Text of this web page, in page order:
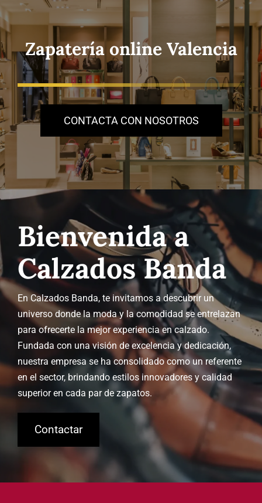
Saltar
al
contenidoZapatería online Valencia
CONTACTA CON NOSOTROS
Bienvenida a
Calzados Banda
En Calzados Banda, te invitamos a descubrir un
universo donde la moda y la comodidad se entrelazan
para ofrecerte la mejor experiencia en calzado.
Fundada con una visión de excelencia y dedicación,
nuestra empresa se ha consolidado como un referente
en el sector, brindando estilos innovadores y calidad
superior en cada par de zapatos.
Contactar